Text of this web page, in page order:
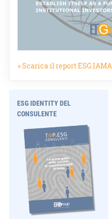
» Scarica il report ESG.IAMA
ESG IDENTITY DEL
CONSULENTE